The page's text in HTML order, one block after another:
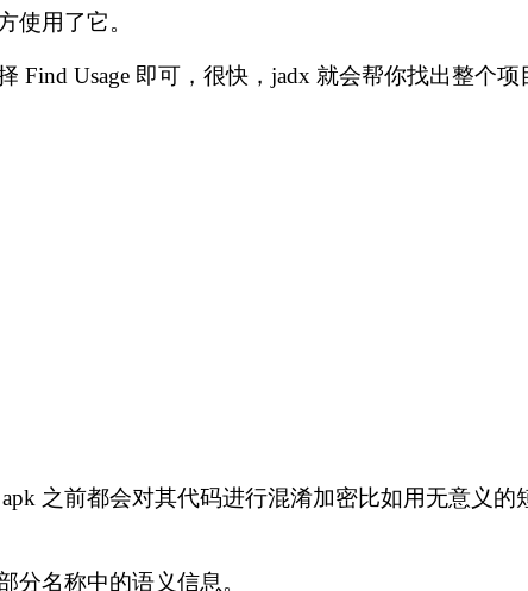
使用了它。
Usage 即可，很快，jadx 就会帮你找出整个项
之前都会对其代码进行混淆加密比如用无意义
分名称中的语义信息。